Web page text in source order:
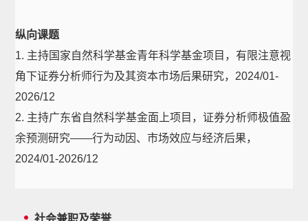
纵向课题
1. 主持国家自然科学基金青年科学基金项目，有限注意视
角下证券分析师行为及其资本市场后果研究，2024/01-
2026/12
2. 主持广东省自然科学基金面上项目，证券分析师极值盈
余预测研究——行为动因、市场效应与经济后果，
2024/01-2026/12
社会兼职及荣誉